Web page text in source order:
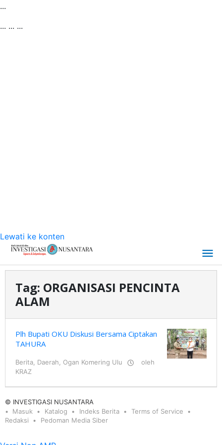
...
... ... ...
Lewati ke konten
Tag: ORGANISASI PENCINTA
ALAM
Plh Bupati OKU Diskusi Bersama Ciptakan
TAHURA
Berita Daerah Ogan Komering Ulu
oleh
KRAZ
© INVESTIGASI NUSANTARA
Masuk
Katalog Indeks Berita
Terms of Service
Redaksi
Pedoman Media Siber